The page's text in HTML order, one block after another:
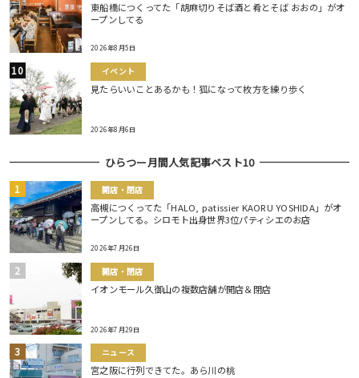
東船橋につくってた「胡麻切りそば酒と肴とそば おおの」がオ
ープンしてる
2026年8月5日
イベント
見たらいいことあるかも！狐になって枚方を練り歩く
2026年8月6日
ひらつー月間人気記事ベスト10
開店・閉店
高槻につくってた「HALO, patissier KAORU YOSHIDA」がオ
ープンしてる。シロモト出身世界3位パティシエのお店
2026年7月26日
開店・閉店
イオンモール久御山の複数店舗が開店＆閉店
2026年7月29日
ニュース
宮之阪に行列できてた。あら川の桃